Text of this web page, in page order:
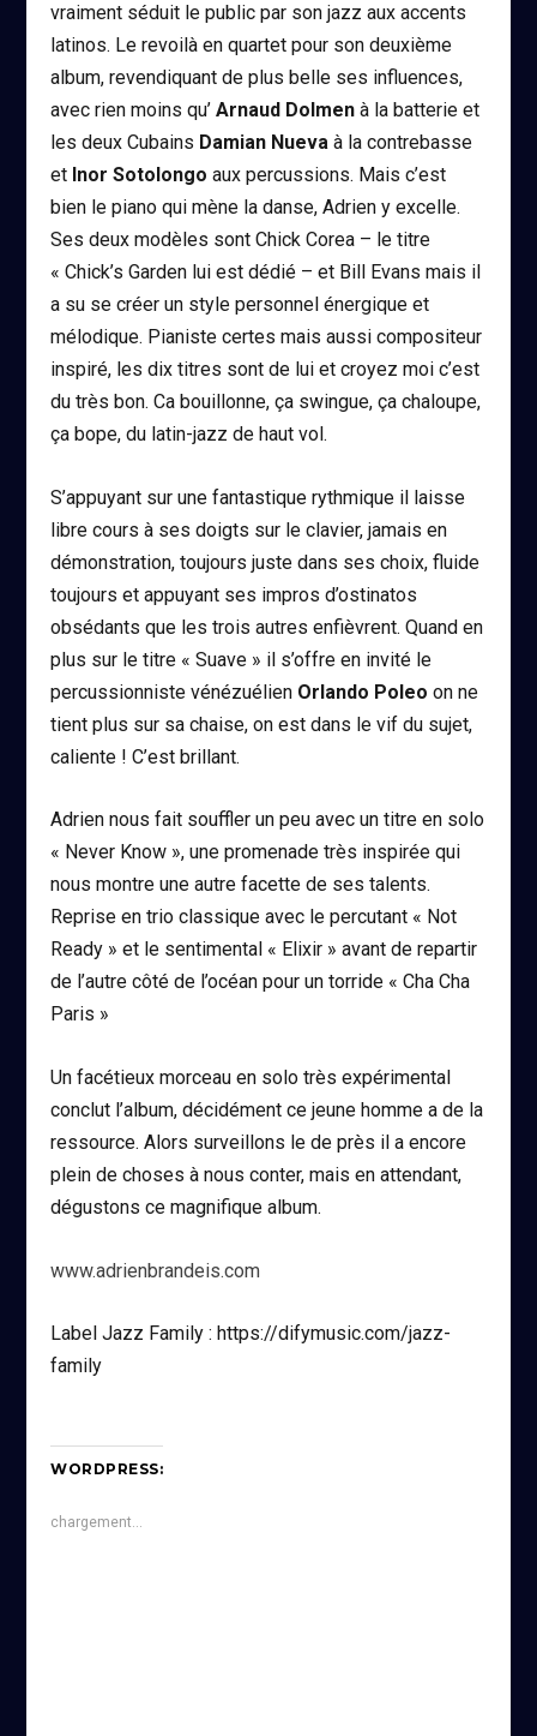
vraiment séduit le public par son jazz aux accents
latinos. Le revoilà en quartet pour son deuxième
album, revendiquant de plus belle ses influences,
avec rien moins qu’Arnaud Dolmen à la batterie et
les deux Cubains Damian Nueva à la contrebasse
et Inor Sotolongo aux percussions. Mais c’est
bien le piano qui mène la danse, Adrien y excelle.
Ses deux modèles sont Chick Corea – le titre
« Chick’s Garden lui est dédié – et Bill Evans mais il
a su se créer un style personnel énergique et
mélodique. Pianiste certes mais aussi compositeur
inspiré, les dix titres sont de lui et croyez moi c’est
du très bon. Ca bouillonne, ça swingue, ça chaloupe,
ça bope, du latin-jazz de haut vol.
S’appuyant sur une fantastique rythmique il laisse
libre cours à ses doigts sur le clavier, jamais en
démonstration, toujours juste dans ses choix, fluide
toujours et appuyant ses impros d’ostinatos
obsédants que les trois autres enfièvrent. Quand en
plus sur le titre « Suave » il s’offre en invité le
percussionniste vénézuélien Orlando Poleo on ne
tient plus sur sa chaise, on est dans le vif du sujet,
caliente ! C’est brillant.
Adrien nous fait souffler un peu avec un titre en solo
« Never Know », une promenade très inspirée qui
nous montre une autre facette de ses talents.
Reprise en trio classique avec le percutant « Not
Ready » et le sentimental « Elixir » avant de repartir
de l’autre côté de l’océan pour un torride « Cha Cha
Paris »
Un facétieux morceau en solo très expérimental
conclut l’album, décidément ce jeune homme a de la
ressource. Alors surveillons le de près il a encore
plein de choses à nous conter, mais en attendant,
dégustons ce magnifique album.
www.adrienbrandeis.com
Label Jazz Family : https://difymusic.com/jazz-
family
WORDPRESS:
chargement…